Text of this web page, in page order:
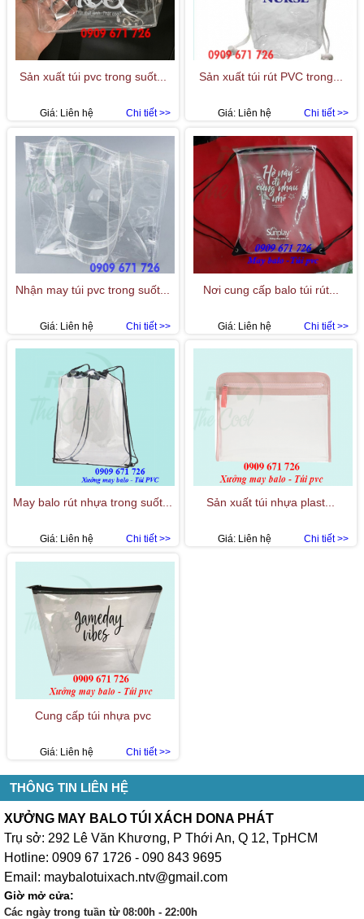
Sản xuất túi pvc trong suốt...
Chi tiết >>
Giá: Liên hệ
Sản xuất túi rút PVC trong...
Chi tiết >>
Giá: Liên hệ
Nhận may túi pvc trong suốt...
Chi tiết >>
Giá: Liên hệ
Nơi cung cấp balo túi rút...
Chi tiết >>
Giá: Liên hệ
May balo rút nhựa trong suốt...
Chi tiết >>
Giá: Liên hệ
Sản xuất túi nhựa plast...
Chi tiết >>
Giá: Liên hệ
Cung cấp túi nhựa pvc
Chi tiết >>
Giá: Liên hệ
THÔNG TIN LIÊN HỆ
XƯỞNG MAY BALO TÚI XÁCH DONA PHÁT
Trụ sở: 292 Lê Văn Khương, P Thới An, Q 12, TpHCM
Hotline: 0909 67 1726 - 090 843 9695
Email: maybalotuixach.ntv@gmail.com
Giờ mở cửa:
Các ngày trong tuần từ 08:00h - 22:00h